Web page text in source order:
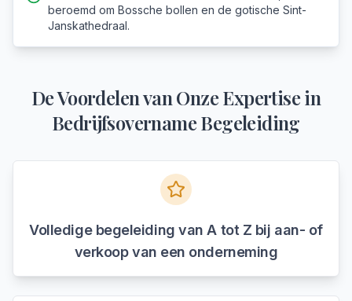
beroemd om Bossche bollen en de gotische Sint-
Janskathedraal.
De Voordelen van Onze Expertise in
Bedrijfsovername Begeleiding
Volledige begeleiding van A tot Z bij aan- of
verkoop van een onderneming